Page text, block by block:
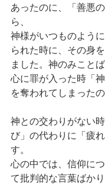
あったのに、「善悪
ら、
神様がいつものよう
られた時に、その身
ました。神のみこと
心に罪が入った時「
を奪われてしまったの
神との交わりがない
び」の代わりに「疲
す。
心の中では、信仰に
て批判的な言葉ばか